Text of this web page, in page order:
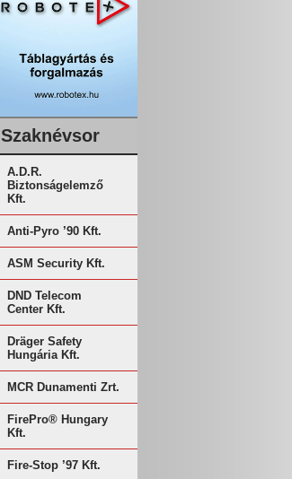
Szaknévsor
A.D.R.
Biztonságelemző
Kft.
Anti-Pyro ’90 Kft.
ASM Security Kft.
DND Telecom
Center Kft.
Dräger Safety
Hungária Kft.
MCR Dunamenti Zrt.
FirePro® Hungary
Kft.
Fire-Stop ’97 Kft.